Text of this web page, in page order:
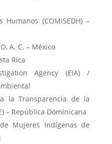
Humanos (COMISEDH) –
A. C. – México
Rica
Agency (EIA) /
la Transparencia de la
– República Dominicana
Mujeres Indígenas de